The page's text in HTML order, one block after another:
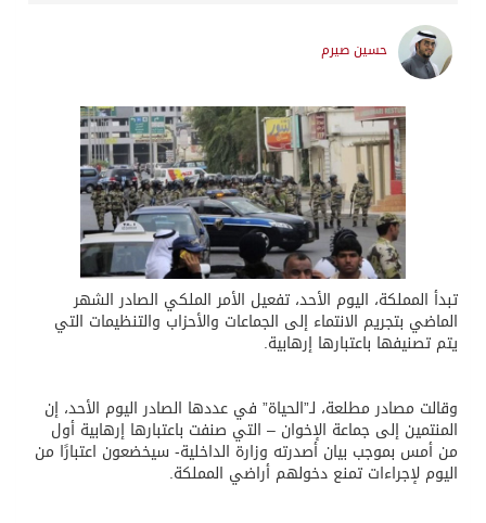
حسين صيرم
تبدأ المملكة، اليوم الأحد، تفعيل الأمر الملكي الصادر الشهر
الماضي بتجريم الانتماء إلى الجماعات والأحزاب والتنظيمات التي
يتم تصنيفها باعتبارها إرهابية.
وقالت مصادر مطلعة، لـ”الحياة” في عددها الصادر اليوم الأحد، إن
المنتمين إلى جماعة الإخوان – التي صنفت باعتبارها إرهابية أول
من أمس بموجب بيان أصدرته وزارة الداخلية- سيخضعون اعتبارًا من
اليوم لإجراءات تمنع دخولهم أراضي المملكة.